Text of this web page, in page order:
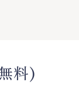
料)